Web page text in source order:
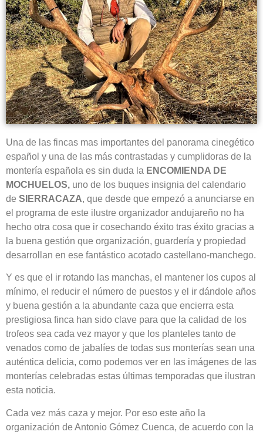
Una de las fincas mas importantes del panorama cinegético
español y una de las más contrastadas y cumplidoras de la
montería española es sin duda la ENCOMIENDA DE
MOCHUELOS, uno de los buques insignia del calendario
de SIERRACAZA, que desde que empezó a anunciarse en
el programa de este ilustre organizador andujareño no ha
hecho otra cosa que ir cosechando éxito tras éxito gracias a
la buena gestión que organización, guardería y propiedad
desarrollan en ese fantástico acotado castellano-manchego.
Y es que el ir rotando las manchas, el mantener los cupos al
mínimo, el reducir el número de puestos y el ir dándole años
y buena gestión a la abundante caza que encierra esta
prestigiosa finca han sido clave para que la calidad de los
trofeos sea cada vez mayor y que los planteles tanto de
venados como de jabalíes de todas sus monterías sean una
auténtica delicia, como podemos ver en las imágenes de las
monterías celebradas estas últimas temporadas que ilustran
esta noticia.
Cada vez más caza y mejor. Por eso este año la
organización de Antonio Gómez Cuenca, de acuerdo con la